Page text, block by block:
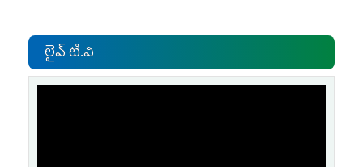
లైవ్ టి.వి